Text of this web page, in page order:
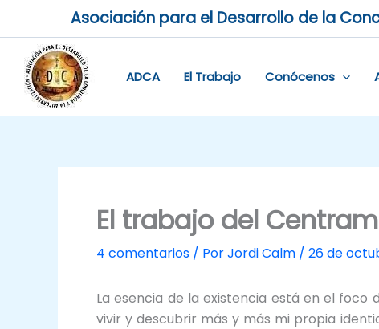
contenido
Asociación para el Desarrollo de la
ADCA El Trabajo Conócenos
El trabajo del
4 comentarios / PorJordi Calm / 26 de
La esencia de la existencia está en el foco
vivir y descubrir más y más mi propia